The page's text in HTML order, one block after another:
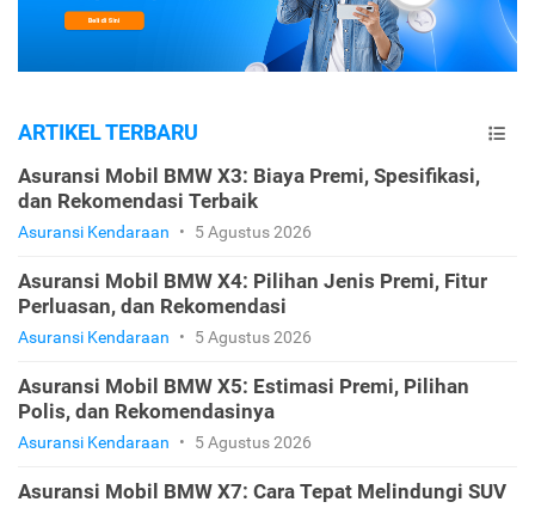
ARTIKEL TERBARU
Asuransi Mobil BMW X3: Biaya Premi, Spesifikasi,
dan Rekomendasi Terbaik
Asuransi Kendaraan • 5 Agustus 2026
Asuransi Mobil BMW X4: Pilihan Jenis Premi, Fitur
Perluasan, dan Rekomendasi
Asuransi Kendaraan • 5 Agustus 2026
Asuransi Mobil BMW X5: Estimasi Premi, Pilihan
Polis, dan Rekomendasinya
Asuransi Kendaraan • 5 Agustus 2026
Asuransi Mobil BMW X7: Cara Tepat Melindungi SUV